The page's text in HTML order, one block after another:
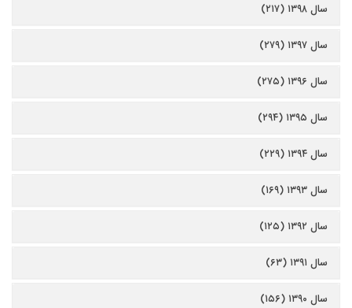
سال ۱۳۹۸ (۲۱۷)
سال ۱۳۹۷ (۲۷۹)
سال ۱۳۹۶ (۲۷۵)
سال ۱۳۹۵ (۲۹۴)
سال ۱۳۹۴ (۲۲۹)
سال ۱۳۹۳ (۱۶۹)
سال ۱۳۹۲ (۱۲۵)
سال ۱۳۹۱ (۶۳)
سال ۱۳۹۰ (۱۵۶)